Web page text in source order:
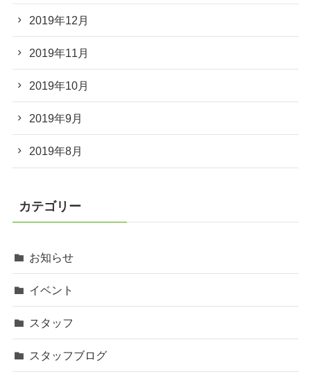
2019年12月
2019年11月
2019年10月
2019年9月
2019年8月
カテゴリー
お知らせ
イベント
スタッフ
スタッフブログ